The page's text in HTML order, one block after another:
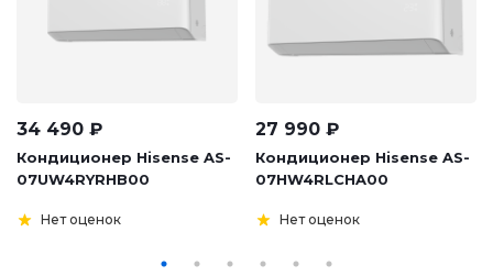
34 490 ₽
Кондиционер Hisense AS-
07UW4RYRHB00
Нет оценок
27 990 ₽
Кондиционер Hisense AS-
07HW4RLCHA00
Нет оценок